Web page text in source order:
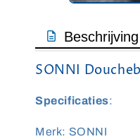
Beschrijving
SONNI
Specificaties:
Merk: SONNI